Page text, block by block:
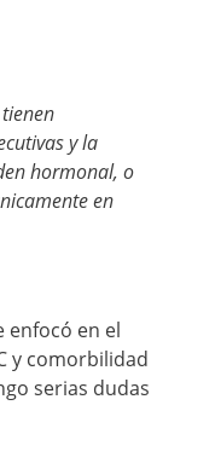
y la
hormonal, o
en
enfocó en el
y comorbilidad
serias dudas